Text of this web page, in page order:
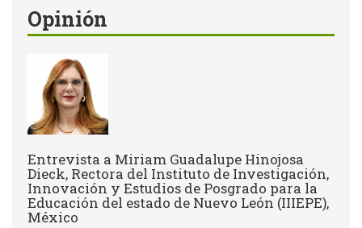
Opinión
Entrevista a Miriam Guadalupe Hinojosa
Dieck, Rectora del Instituto de Investigación,
Innovación y Estudios de Posgrado para la
Educación del estado de Nuevo León (IIIEPE),
México